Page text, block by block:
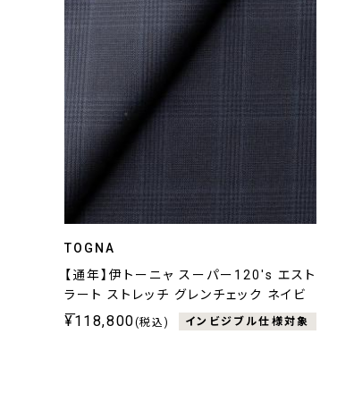
TOGNA
【通年】伊トーニャ スーパー120's エスト
ラート ストレッチ グレンチェック ネイビ
ー
¥118,800(税込) インビジブル仕様対象